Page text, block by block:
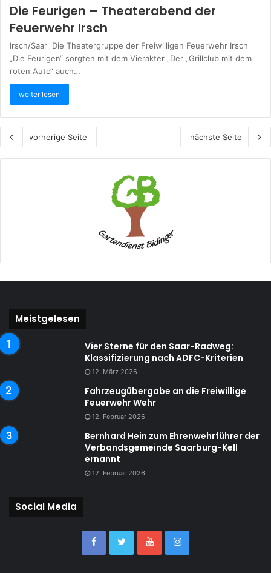
Die Feurigen – Theaterabend der
Feuerwehr Irsch
Irsch/Saar Die Theatergruppe der Freiwilligen Feuerwehr Irsch
„Die Feurigen“ sorgten mit dem Vierakter „Der „Grillclub mit dem
roten Auto“ auch…
weiter lesen
vorherige Seite nächste Seite
Meistgelesen
Vier Sterne für den Saar-Radweg:
Klassifizierung nach ADFC-Kriterien
12. März 2026
Fahrzeugübergabe an die Freiwillige
Feuerwehr Wehr
12. Februar 2026
Bernhard Hein zum Ehrenwehrführer der
Verbandsgemeinde Saarburg-Kell
ernannt
12. Februar 2026
Social Media